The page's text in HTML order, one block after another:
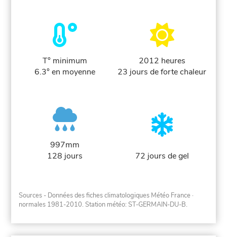
T° minimum
6.3° en moyenne
2012 heures
23 jours de forte chaleur
997mm
128 jours
72 jours de gel
Sources - Données des fiches climatologiques Météo France ·
normales 1981-2010. Station météo: ST-GERMAIN-DU-B.